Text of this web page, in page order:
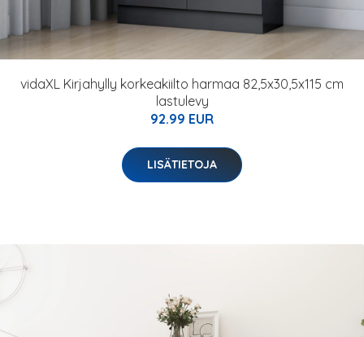
vidaXL Kirjahylly korkeakiilto harmaa 82,5x30,5x115 cm
lastulevy
92.99 EUR
LISÄTIETOJA